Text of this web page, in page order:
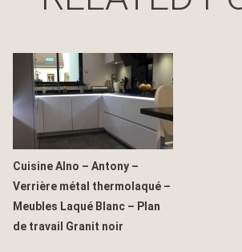
Cuisine Alno – Antony –
Verrière métal thermolaqué –
Meubles Laqué Blanc – Plan
de travail Granit noir